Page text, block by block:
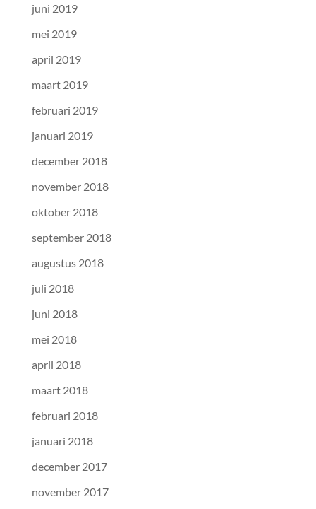
juni 2019
mei 2019
april 2019
maart 2019
februari 2019
januari 2019
december 2018
november 2018
oktober 2018
september 2018
augustus 2018
juli 2018
juni 2018
mei 2018
april 2018
maart 2018
februari 2018
januari 2018
december 2017
november 2017